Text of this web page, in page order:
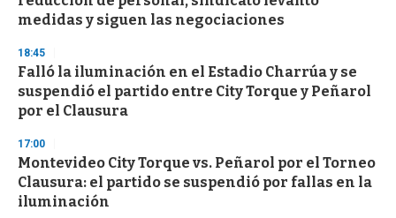
medidas y siguen las negociaciones
18:45
Falló la iluminación en el Estadio Charrúa y se
suspendió el partido entre City Torque y Peñarol
por el Clausura
17:00
Montevideo City Torque vs. Peñarol por el Torneo
Clausura: el partido se suspendió por fallas en la
iluminación